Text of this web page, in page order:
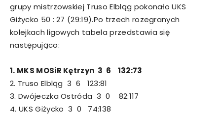
grupy mistrzowskiej Truso Elbląg pokonało UKS
Giżycko 50 : 27 (29:19).Po trzech rozegranych
kolejkach ligowych tabela przedstawia się
następująco:
1. MKS MOSiR Kętrzyn 3 6 132:73
2. Truso Elbląg 3 6 123:81
3. Dwójeczka Ostróda 3 0 82:117
4. UKS Giżycko 3 0 74:138